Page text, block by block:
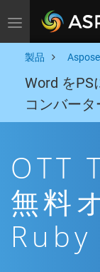
Toggle navigation
製品
Word をPS
コンバータ
OTT
無料
Ruby